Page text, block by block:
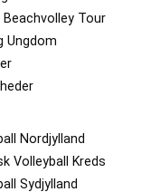
Beachvolley Tour
Ungdom
Nordjylland
Volleyball Kreds
Sydjylland